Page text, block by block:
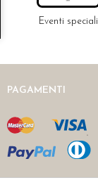
Eventi speciali
PAGAMENTI